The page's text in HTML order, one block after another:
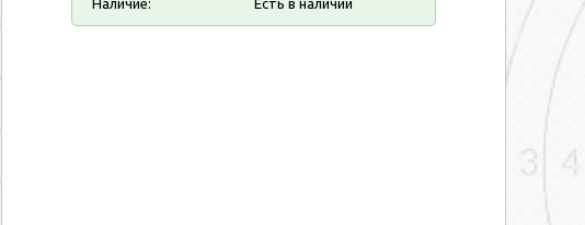
Наличие:
Есть в наличии